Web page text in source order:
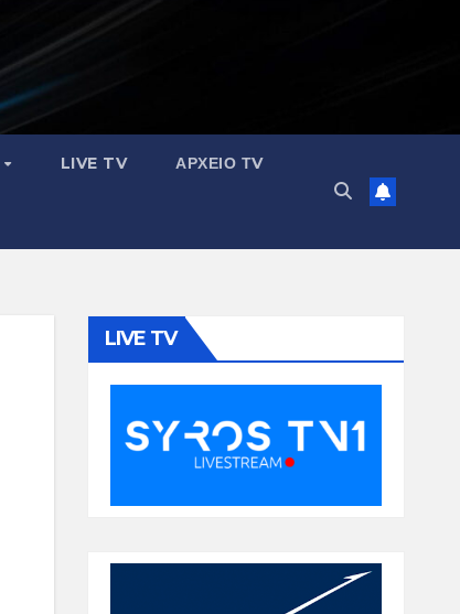
LIVE TV ΑΡΧΕΙΟ ΤV
LIVE TV